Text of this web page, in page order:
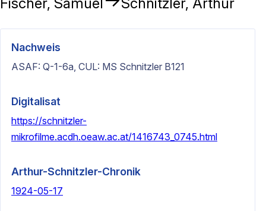
Nachweis
ASAF: Q-1-6a, CUL: MS Schnitzler B121
Digitalisat
https://schnitzler-
mikrofilme.acdh.oeaw.ac.at/1416743_0745.html
Arthur-Schnitzler-Chronik
1924-05-17